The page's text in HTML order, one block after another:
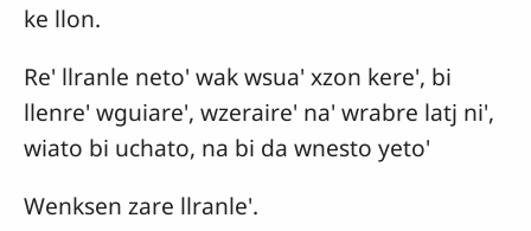
ke llon.
Re' llranle neto' wak wsua' xzon kere', bi
llenre' wguiare', wzeraire' na' wrabre latj ni',
wiato bi uchato, na bi da wnesto yeto'
Wenksen zare llranle'.